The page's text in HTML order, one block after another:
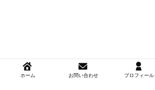
ホーム お問い合わせ プロフィール